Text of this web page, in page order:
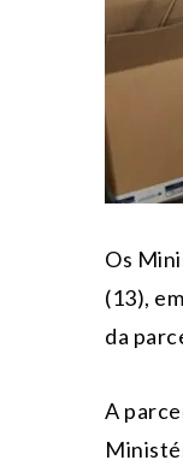
Os
(13),
da
A